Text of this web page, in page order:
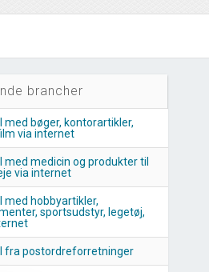
brancher
med bøger, kontorartikler,
via internet
med medicin og produkter til
via internet
med hobbyartikler,
sportsudstyr, legetøj,
fra postordreforretninger